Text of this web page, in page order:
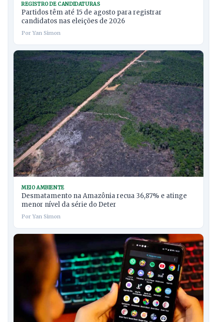
REGISTRO DE CANDIDATURAS
Partidos têm até 15 de agosto para registrar
candidatos nas eleições de 2026
Por Yan Simon
MEIO AMBIENTE
Desmatamento na Amazônia recua 36,87% e atinge
menor nível da série do Deter
Por Yan Simon